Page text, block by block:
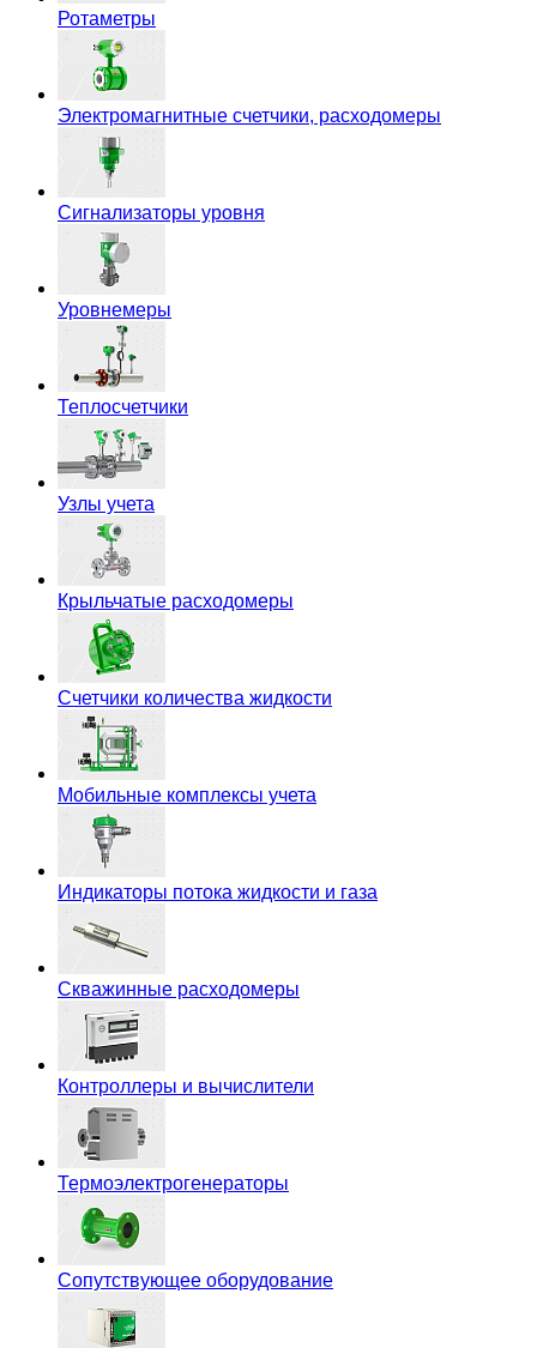
Ротаметры
Электромагнитные счетчики, расходомеры
Сигнализаторы уровня
Уровнемеры
Теплосчетчики
Узлы учета
Крыльчатые расходомеры
Счетчики количества жидкости
Мобильные комплексы учета
Индикаторы потока жидкости и газа
Скважинные расходомеры
Контроллеры и вычислители
Термоэлектрогенераторы
Сопутствующее оборудование